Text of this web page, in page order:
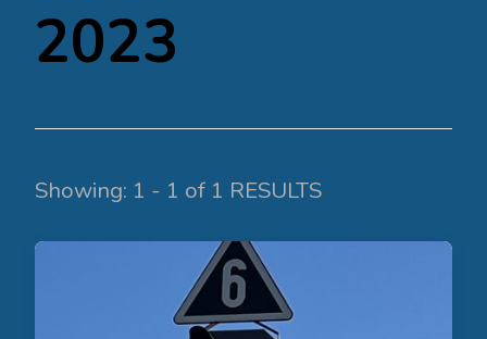
2023
Showing: 1 - 1 of 1 RESULTS